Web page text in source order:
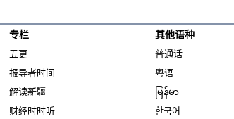
专栏
五更
报导者时间
解读新疆
财经时时听
其他语种
普通话
粤语
မြန်မာ
한국어